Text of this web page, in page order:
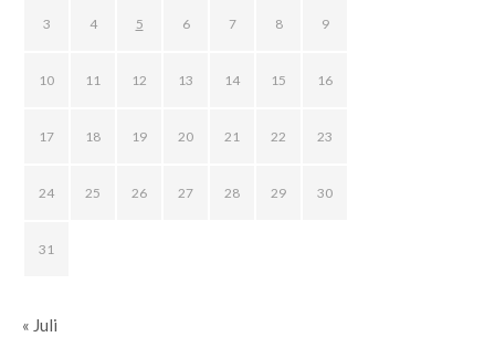
3 4 5 6 7 8 9
10 11 12 13 14 15 16
17 18 19 20 21 22 23
24 25 26 27 28 29 30
31
« Juli